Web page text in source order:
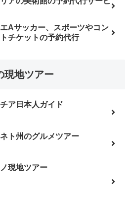
Aサッカー、スポーツやコン
チケットの予約代行
現地ツアー
ア日本人ガイド
ト州のグルメツアー
ノ現地ツアー